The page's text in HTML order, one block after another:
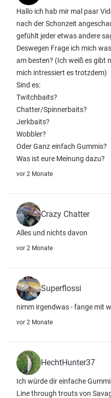
Hallo ich hab mir mal paar
nach der Schonzeit
gefühlt jeder etwas andere
Deswegen Frage ich mich
am besten? (Ich weiß es gibt
mich intressiert es trotzdem)
Sind es:
Twitchbaits?
Chatter/Spinnerbaits?
Jerkbaits?
Wobbler?
Oder Ganz einfach Gummis?
Was ist eure Meinung dazu?
vor 2 Monate
Crazy Chatter
Alles und nichts davon
vor 2 Monate
Superflossi
nimm irgendwas - fange mit
vor 2 Monate
HechtHunter37
Ich würde dir einfache
Line through trouts von